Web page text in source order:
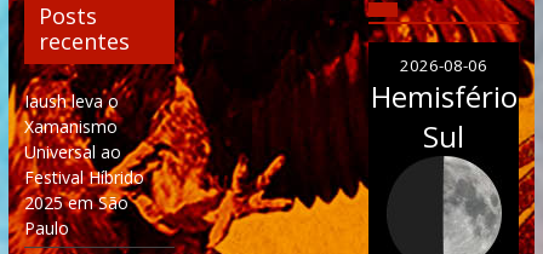
Posts
recentes
Iaush leva o
Xamanismo
Universal ao
Festival Híbrido
2025 em São
Paulo
2026-08-06
Hemisfério
Sul